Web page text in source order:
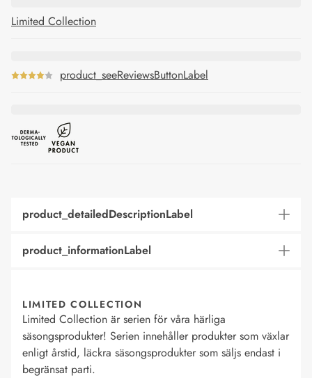
Limited Collection
product_seeReviewsButtonLabel
product_detailedDescriptionLabel
product_informationLabel
LIMITED COLLECTION
Limited Collection är serien för våra härliga
säsongsprodukter! Serien innehåller produkter som växlar
enligt årstid, läckra säsongsprodukter som säljs endast i
begränsat parti.